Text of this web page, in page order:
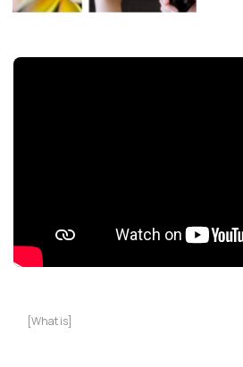
[What is]